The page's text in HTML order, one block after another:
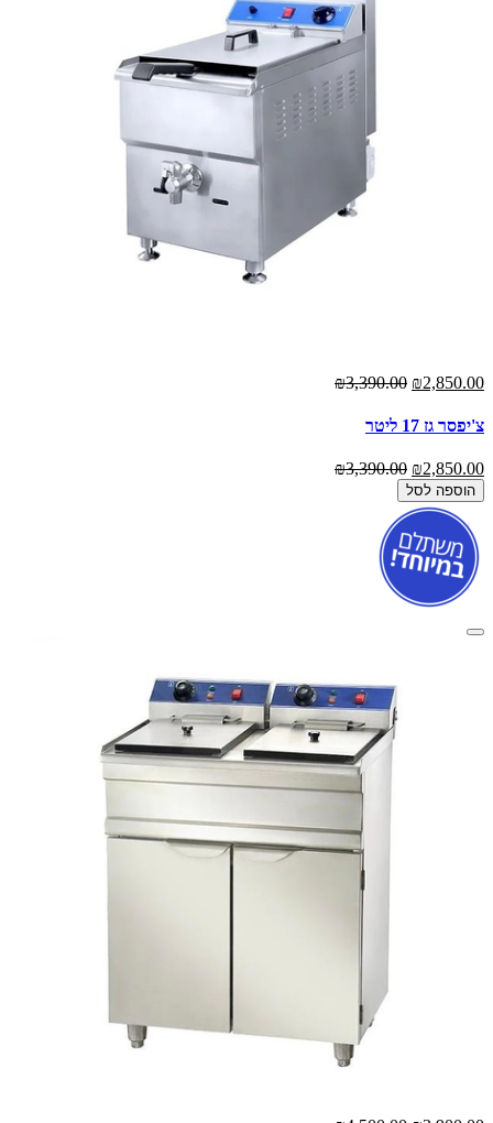
₪2,850.00
₪3,390.00
צ'יפסר גז 17 ליטר
₪2,850.00
₪3,390.00
הוספה לסל